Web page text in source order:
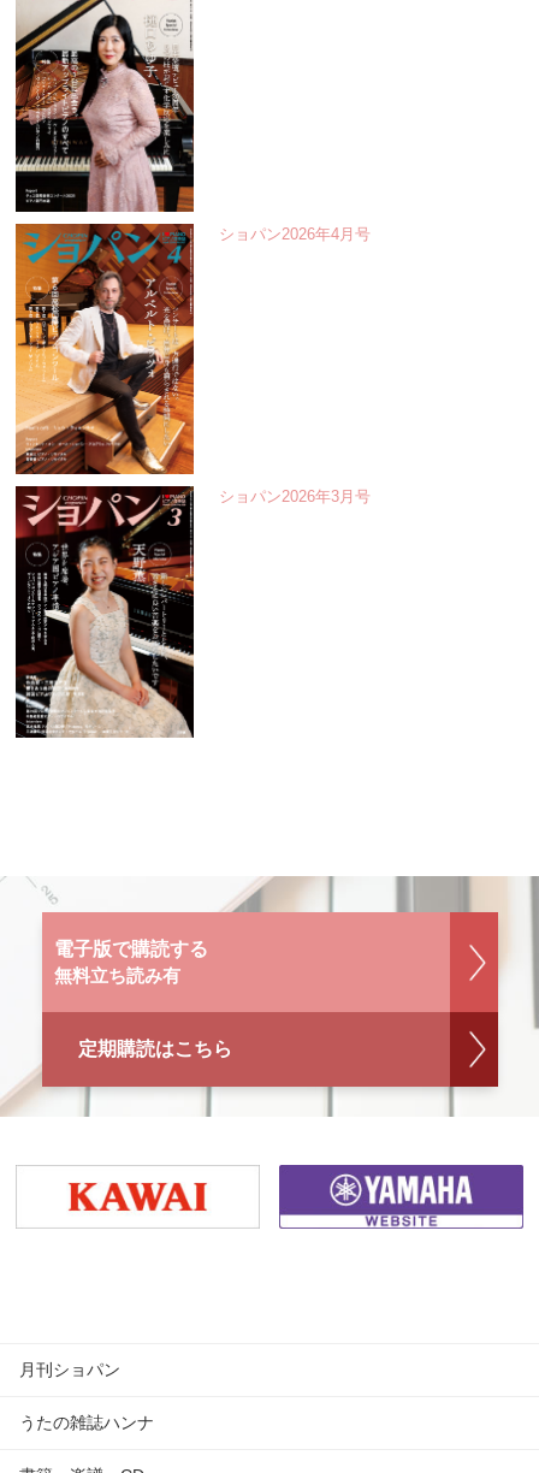
ショパン2026年4月号
ショパン2026年3月号
電子版で購読する
無料立ち読み有
定期購読はこちら
月刊ショパン
うたの雑誌ハンナ